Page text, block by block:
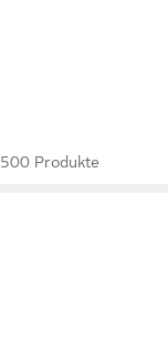
500 Produkte